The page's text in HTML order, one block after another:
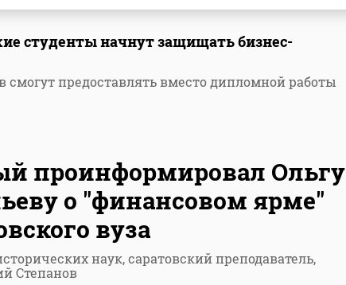
студенты начнут защищать бизнес-
предоставлять вместо дипломной работы
проинформировал Ольгу
о "финансовом ярме"
вуза
наук, саратовский преподаватель,
Степанов